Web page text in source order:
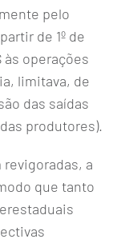
pelo
de 1º de
às operações
limitava, de
das saídas
produtores).
a
que tanto